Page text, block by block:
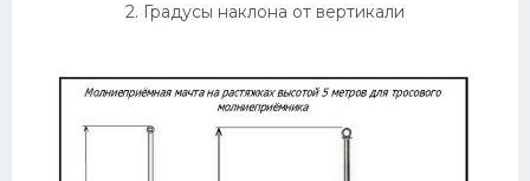
2. Градусы наклона от вертикали